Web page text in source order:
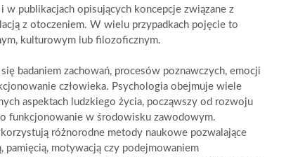
w publikacjach opisujących koncepcje związane z
z otoczeniem. W wielu przypadkach pojęcie to
kulturowym lub filozoficznym.
badaniem zachowań, procesów poznawczych, emocji
człowieka. Psychologia obejmuje wiele
aspektach ludzkiego życia, począwszy od rozwoju
funkcjonowanie w środowisku zawodowym.
różnorodne metody naukowe pozwalające
pamięcią, motywacją czy podejmowaniem